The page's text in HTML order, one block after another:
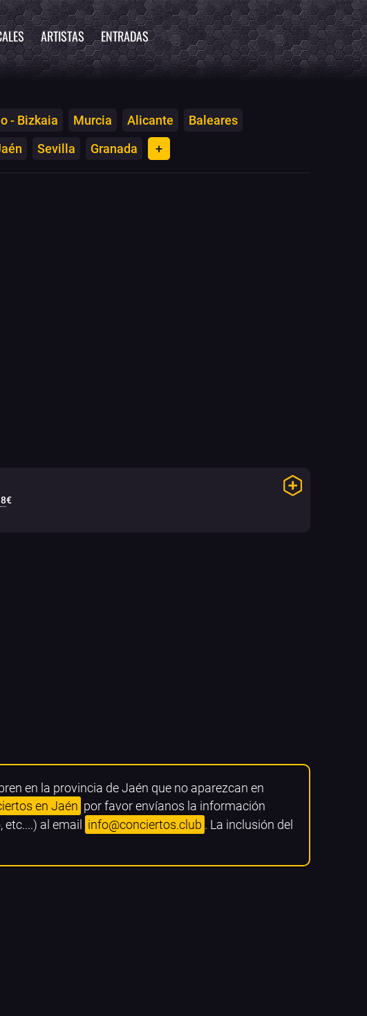
ARTISTAS ENTRADAS
- Bizkaia Murcia Alicante
Baleares
Sevilla Granada +
€
en la provincia de Jaén que no aparezcan en
en Jaén por favor envíanos la información
al email
info@conciertos.club . La inclusión del